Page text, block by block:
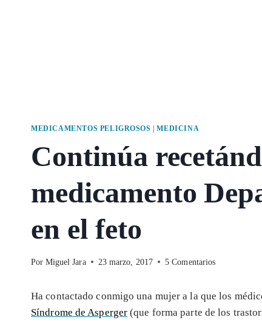
MEDICAMENTOS PELIGROSOS |MEDICINA
Continúa
medicamento
en el feto
Por Miguel Jara 23 marzo, 2017 5 Comentarios
Ha contactado conmigo una mujer a la que los
Síndrome de Asperger (que forma parte de los